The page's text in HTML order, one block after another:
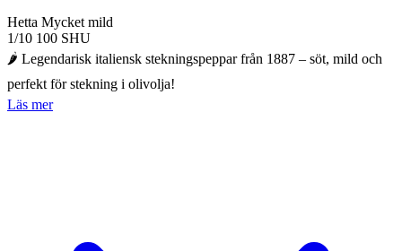
Hetta Mycket mild
1/10 100 SHU
🌶️ Legendarisk italiensk stekningspeppar från 1887 – söt, mild och
perfekt för stekning i olivolja!
Läs mer